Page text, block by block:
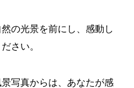
の光景を前にし、感動し
さい。
写真からは、あなたが感